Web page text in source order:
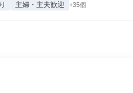
主婦・主夫歓迎 +35個